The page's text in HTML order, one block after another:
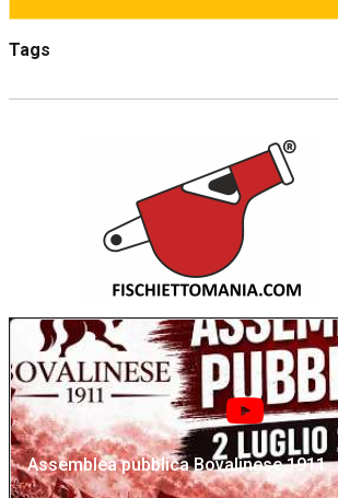
Tags
Assemblea pubblica Bovalinese 1911